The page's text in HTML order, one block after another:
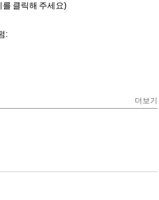
클릭해 주세요)
:
더보기